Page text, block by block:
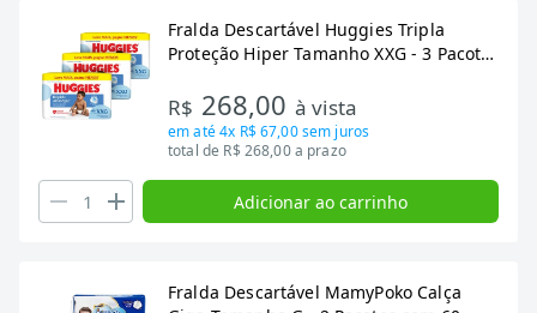
Fralda Descartável Huggies Tripla
Proteção Hiper Tamanho XXG - 3 Pacote
R$ 268,00 à vista
em até4x R$ 67,00sem juros
total de R$ 268,00 a prazo
Adicionar ao carrinho
Fralda Descartável MamyPoko Calça